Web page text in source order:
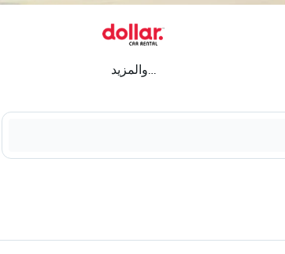
...والمزيد